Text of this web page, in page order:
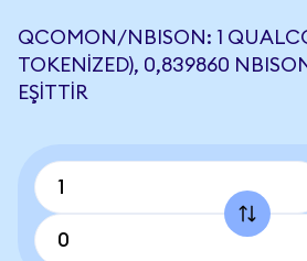
QCOMON/NBISON: 1
TOKENIZED), 0,839860
EŞITTIR